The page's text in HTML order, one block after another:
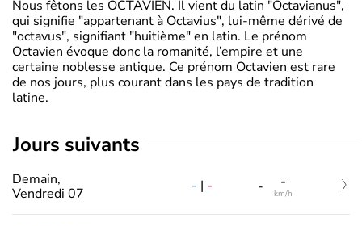
Nous fêtons les OCTAVIEN. Il vient du latin "Octavianus",
qui signifie "appartenant à Octavius", lui-même dérivé de
"octavus", signifiant "huitième" en latin. Le prénom
Octavien évoque donc la romanité, l’empire et une
certaine noblesse antique. Ce prénom Octavien est rare
de nos jours, plus courant dans les pays de tradition
latine.
jours suivants
Demain,
Vendredi 07
- | - - -
km/h